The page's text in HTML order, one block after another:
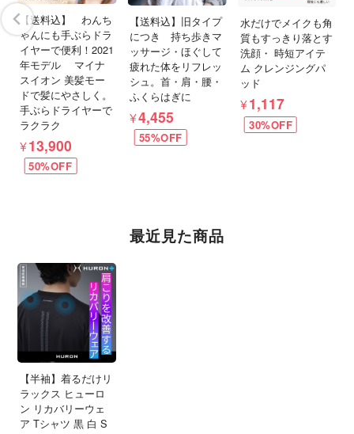
【送料込】 わんち
ゃんにも手ぶらドラ
イヤーで便利！2021
年モデル マイナ
スイオン 美髪モー
ドで髪にやさしく。
手ぶらドライヤーで
ラクラク
¥13,900
50%OFF
【送料込】旧タイプ
につき 持ち歩きマ
ッサージ・ほぐして
疲れた体をリフレッ
シュ。首・肩・腰・
ふくらはぎに
¥4,455
55%OFF
水だけでメイクも角
質もすっきり落とす
洗顔・ 時短アイテ
ム クレンジングパ
ッド
¥1,117
30%OFF
最近見た商品
【半袖】着るだけリ
ラックス ヒューロ
ン リカバリーウェ
ア Tシャツ 黒 白 S